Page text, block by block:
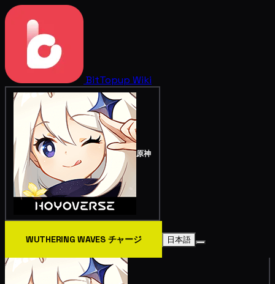
BitTopup Wiki
原神
WUTHERING WAVES チャージ 日本語